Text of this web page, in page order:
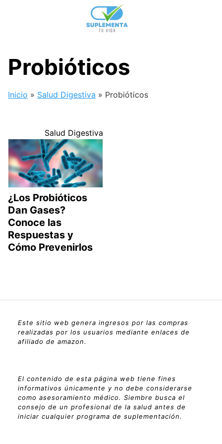
Probióticos
Inicio » Salud Digestiva » Probióticos
Salud Digestiva
¿Los Probióticos
Dan Gases?
Conoce las
Respuestas y
Cómo Prevenirlos
Este sitio web genera ingresos por las compras
realizadas por los usuarios mediante enlaces de
afiliado de amazon.
El contenido de esta página web tiene fines
informativos únicamente y no debe considerarse
como asesoramiento médico. Siembre busca el
consejo de un profesional de la salud antes de
iniciar cualquier programa de suplementación.